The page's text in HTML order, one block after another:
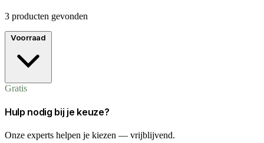
3 producten gevonden
Voorraad
Gratis
Hulp nodig bij je keuze?
Onze experts helpen je kiezen — vrijblijvend.